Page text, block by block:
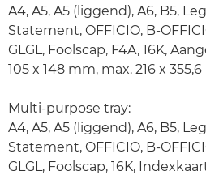
A4, A5, A5 (liggend), A6, B5,
Statement, OFFICIO, B-
GLGL, Foolscap, F4A, 16K,
105 x 148 mm, max. 216 x
Multi-purpose tray:
A4, A5, A5 (liggend), A6, B5,
Statement, OFFICIO, B-
GLGL, Foolscap, 16K,